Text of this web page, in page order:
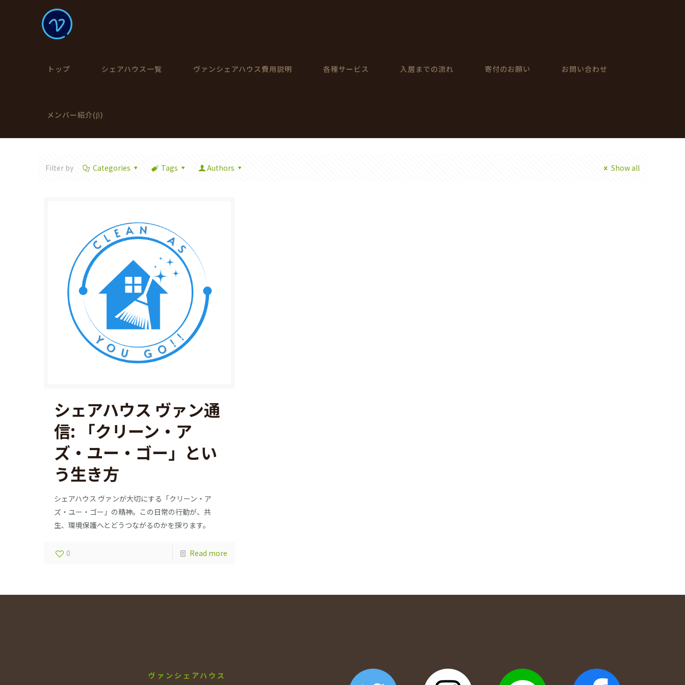
トップ シェアハウス一覧 ヴァンシェアハウス費用説明 各種サービス 入居までの流れ 寄付のお願い お問い合わせ
メンバー紹介(β)
Filter by Categories Tags Authors Show all
シェアハウス ヴァン通
信: 「クリーン・ア
ズ・ユー・ゴー」とい
う生き方
シェアハウス ヴァンが大切にする「クリーン・ア
ズ・ユー・ゴー」の精神。この日常の行動が、共
生、環境保護へとどうつながるのかを探ります。
0 Read more
ヴァンシェアハウス